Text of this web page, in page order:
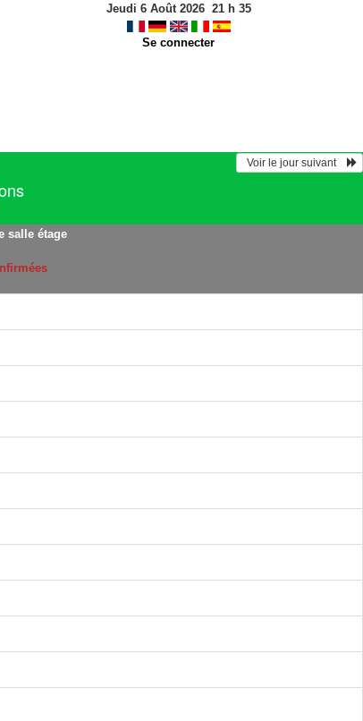
Jeudi 6 Août 2026 21h 35
Se connecter
  Voir le jour suivant
salle étage